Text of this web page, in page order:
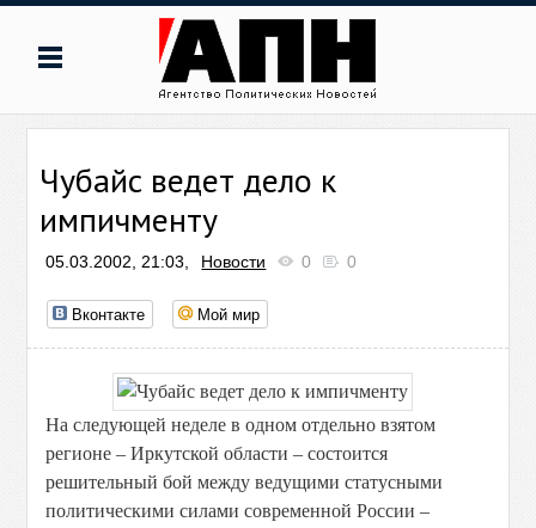
Чубайс ведет дело к
импичменту
05.03.2002, 21:03, Новости 0 0
Вконтакте Мой мир
На следующей неделе в одном отдельно взятом
регионе – Иркутской области – состоится
решительный бой между ведущими статусными
политическими силами современной России –